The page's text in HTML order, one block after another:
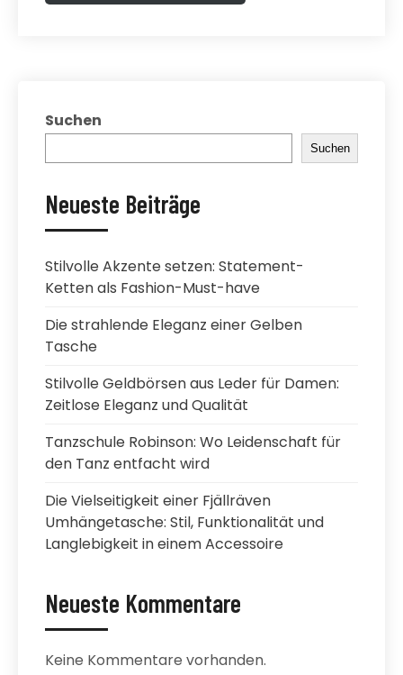
Suchen
Suchen
Neueste Beiträge
Stilvolle Akzente setzen: Statement-
Ketten als Fashion-Must-have
Die strahlende Eleganz einer Gelben
Tasche
Stilvolle Geldbörsen aus Leder für Damen:
Zeitlose Eleganz und Qualität
Tanzschule Robinson: Wo Leidenschaft für
den Tanz entfacht wird
Die Vielseitigkeit einer Fjällräven
Umhängetasche: Stil, Funktionalität und
Langlebigkeit in einem Accessoire
Neueste Kommentare
Keine Kommentare vorhanden.